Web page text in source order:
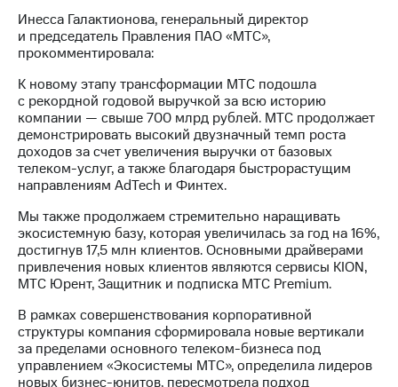
и акционерам
Корпоративное
Корпоративный
секретарь
Раскрытие
информации
Информация
акционерам
ПАО
"МТС"
Собрания
акционеров
Личный
кабинет
акционера
Акционерный
капитал
Контроль
Инесса Галактионова, генеральный директор
и председатель Правления ПАО «МТС»,
прокомментировала:
К новому этапу трансформации МТС подошла
с рекордной годовой выручкой за всю историю
компании — свыше 700 млрд рублей. МТС продолжает
демонстрировать высокий двузначный темп роста
доходов за счет увеличения выручки от базовых
телеком-услуг, а также благодаря быстрорастущим
направлениям AdTech и Финтех.
Мы также продолжаем стремительно наращивать
экосистемную базу, которая увеличилась за год на 16%,
достигнув 17,5 млн клиентов. Основными драйверами
привлечения новых клиентов являются сервисы KION,
МТС Юрент, Защитник и подписка МТС Premium.
В рамках совершенствования корпоративной
структуры компания сформировала новые вертикали
за пределами основного телеком-бизнеса под
управлением «Экосистемы МТС», определила лидеров
новых бизнес-юнитов, пересмотрела подход